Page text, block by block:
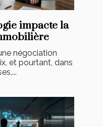
impacte la
négociation
et pourtant, dans